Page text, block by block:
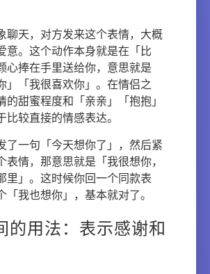
聊天，对方发来这个表情，大概
意。这个动作本身就是在「比
心捧在手里送给你，意思就是
」「我很喜欢你」。在情侣之
的甜蜜程度和「亲亲」「抱抱」
比较直接的情感表达。
了一句「今天想你了」，然后紧
表情，那意思就是「我很想你，
里」。这时候你回一个同款表
「我也想你」，基本就对了。
的用法：表示感谢和